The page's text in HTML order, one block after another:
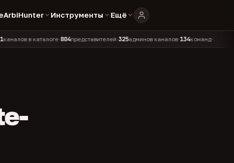
Инструменты Ещё
в каталоге•804представителей•325админов каналов•134команд•